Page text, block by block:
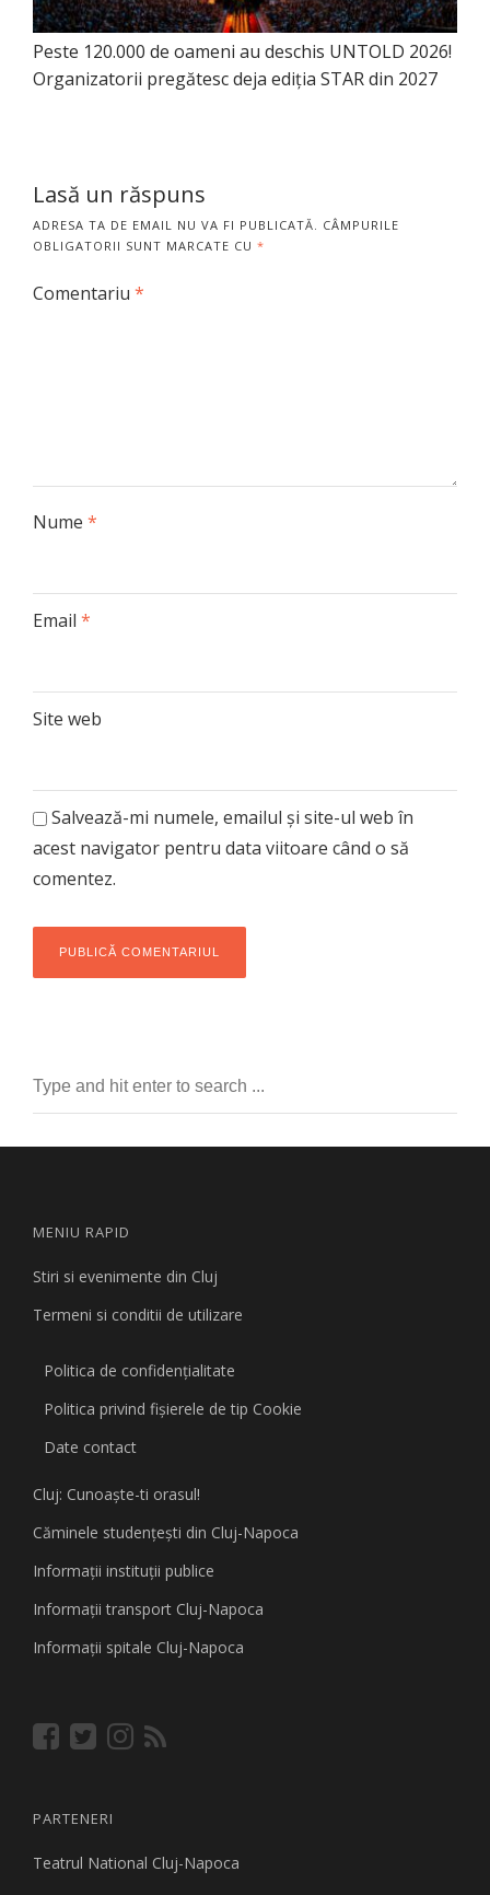
Peste 120.000 de oameni au deschis UNTOLD 2026!
Organizatorii pregătesc deja ediția STAR din 2027
Lasă un răspuns
ADRESA TA DE EMAIL NU VA FI PUBLICATĂ.
CÂMPURILE
OBLIGATORII SUNT MARCATE CU *
Comentariu *
Nume *
Email *
Site web
Salvează-mi numele, emailul și site-ul web în
acest navigator pentru data viitoare când o să
comentez.
MENIU RAPID
Stiri si evenimente din Cluj
Termeni si conditii de utilizare
Politica de confidențialitate
Politica privind fişierele de tip Cookie
Date contact
Cluj: Cunoaşte-ti orasul!
Căminele studenţeşti din Cluj-Napoca
Informaţii instituţii publice
Informaţii transport Cluj-Napoca
Informaţii spitale Cluj-Napoca
PARTENERI
Teatrul National Cluj-Napoca